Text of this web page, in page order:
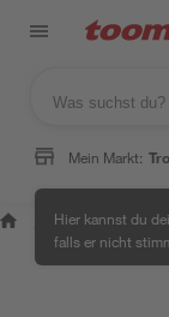
Mein Markt:
Hier kannst du
falls er nicht
Wissen &
Service
/